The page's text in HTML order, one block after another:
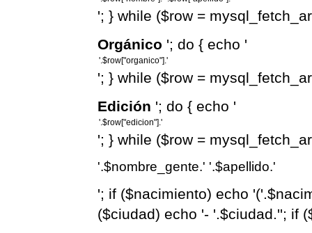
'; } while ($row =
Orgánico '; do { echo '
'; } while ($row =
Edición '; do { echo '
'; } while ($row =
'.$nombre_gente.' '.$apellido.'
'; if ($nacimiento) echo
($ciudad) echo '- '.$ciudad.''; if